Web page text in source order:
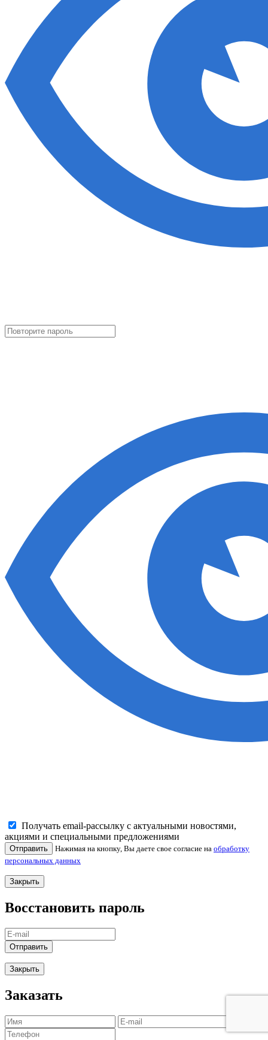
Получать email-рассылку с актуальными новостями,
акциями и специальными предложениями
Отправить Нажимая на кнопку, Вы даете свое согласие на обработку
персональных данных
Закрыть
Восстановить пароль
Отправить
Закрыть
Заказать